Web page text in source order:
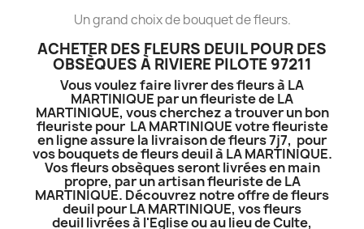
Un grand choix de bouquet de fleurs.
ACHETER DES FLEURS DEUIL POUR DES
OBSÈQUES À RIVIERE PILOTE 97211
Vous voulez faire livrer des fleurs à LA
MARTINIQUE par un fleuriste de LA
MARTINIQUE, vous cherchez a trouver un bon
fleuriste pour LA MARTINIQUE votre fleuriste
en ligne assure la livraison de fleurs 7j7, pour
vos bouquets de fleurs deuil à LA MARTINIQUE.
Vos fleurs obsèques seront livrées en main
propre, par un artisan fleuriste de LA
MARTINIQUE. Découvrez notre offre de fleurs
deuil pour LA MARTINIQUE, vos fleurs
deuil livrées à l'Eglise ou au lieu de Culte,